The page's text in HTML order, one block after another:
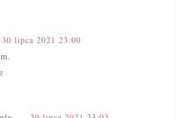
30 lipca 2021 23:00